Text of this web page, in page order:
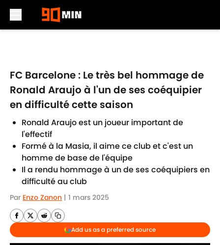
FC Barcelone : Le très bel hommage de
Ronald Araujo à l'un de ses coéquipier
en difficulté cette saison
Ronald Araujo est un joueur important de
l'effectif
Formé à la Masia, il aime ce club et c'est un
homme de base de l'équipe
Il a rendu hommage à un de ses coéquipiers en
difficulté au club
Par Enzo Zanon | 1 mars 2025
Add us as a preferred source